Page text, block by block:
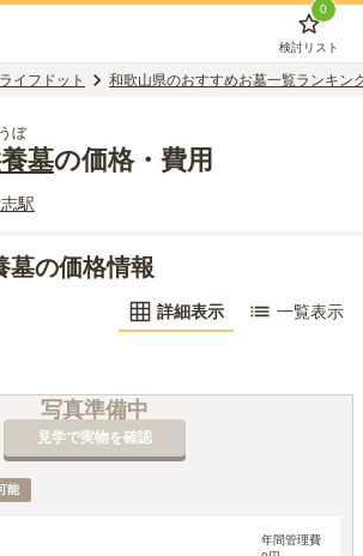
0
検討リスト
イフドット 和歌山県のおすすめお墓一覧ランキン
ぼ
墓の価格・費用
駅
墓の価格情報
詳細表示 一覧表示
写真準備中
見学で実物を確認
能
年間管理費